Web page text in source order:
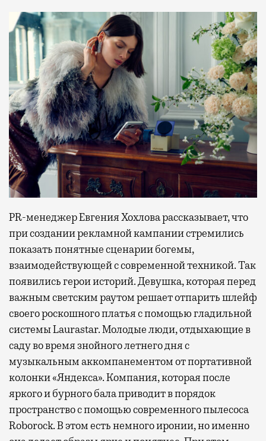
PR-менеджер Евгения Хохлова рассказывает, что
при создании рекламной кампании стремились
показать понятные сценарии богемы,
взаимодействующей с современной техникой. Так
появились герои историй. Девушка, которая перед
важным светским раутом решает отпарить шлейф
своего роскошного платья с помощью гладильной
системы Laurastar. Молодые люди, отдыхающие в
саду во время знойного летнего дня с
музыкальным аккомпанементом от портативной
колонки «Яндекса». Компания, которая после
яркого и бурного бала приводит в порядок
пространство с помощью современного пылесоса
Roborock. В этом есть немного иронии, но именно